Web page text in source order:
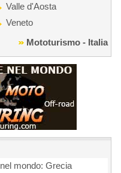
Valle d'Aosta
Veneto
Mototurismo - Italia
mondo: Grecia